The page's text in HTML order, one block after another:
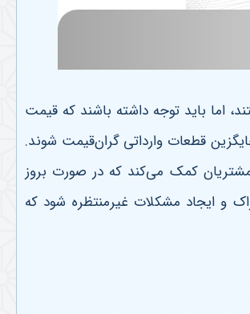
اما باید توجه داشته باشند که قیمت
قطعات وارداتی گران‌قیمت شوند.
مشتریان کمک می‌کند که در صورت بروز
و ایجاد مشکلات غیرمنتظره شود که